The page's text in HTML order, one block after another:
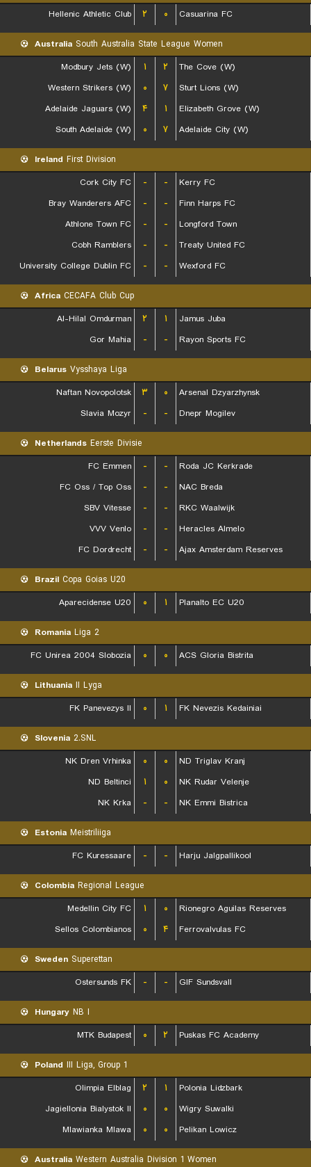
Hellenic Athletic Club ۲ ۰ Casuarina FC
Australia South Australia State League Women
Modbury Jets (W)
۱ ۲
The Cove (W)
Western Strikers (W)
۰ ۷
Sturt Lions (W)
Adelaide Jaguars (W)
۴ ۱
Elizabeth Grove (W)
South Adelaide (W)
۰ ۷ Adelaide City (W)
Ireland First Division
Cork City FC
- -
Kerry FC
Bray Wanderers AFC
- -
Finn Harps FC
Athlone Town FC
- -
Longford Town
Cobh Ramblers
- -
Treaty United FC
University College Dublin FC
- - Wexford FC
Africa CECAFA Club Cup
Al-Hilal Omdurman
۲ ۱
Jamus Juba
Gor Mahia
- - Rayon Sports FC
Belarus Vysshaya Liga
Naftan Novopolotsk
۳ ۰
Arsenal Dzyarzhynsk
Slavia Mozyr
- - Dnepr Mogilev
Netherlands Eerste Divisie
FC Emmen
- -
Roda JC Kerkrade
FC Oss / Top Oss
- -
NAC Breda
SBV Vitesse
- -
RKC Waalwijk
VVV Venlo
- -
Heracles Almelo
FC Dordrecht
- - Ajax Amsterdam Reserves
Brazil Copa Goias U20
Aparecidense U20
۰ ۱ Planalto EC U20
Romania Liga 2
FC Unirea 2004 Slobozia
۰ ۰ ACS Gloria Bistrita
Lithuania II Lyga
FK Panevezys II
۰ ۱ FK Nevezis Kedainiai
Slovenia 2.SNL
NK Dren Vrhinka
۰ ۰
ND Triglav Kranj
ND Beltinci
۱ ۰
NK Rudar Velenje
NK Krka
- - NK Emmi Bistrica
Estonia Meistriliiga
FC Kuressaare
- - Harju Jalgpallikool
Colombia Regional League
Medellin City FC
۱ ۰
Rionegro Aguilas Reserves
Sellos Colombianos
۰ ۴ Ferrovalvulas FC
Sweden Superettan
Ostersunds FK
- - GIF Sundsvall
Hungary NB I
MTK Budapest
۰ ۲ Puskas FC Academy
Poland III Liga, Group 1
Olimpia Elblag
۲ ۱
Polonia Lidzbark
Jagiellonia Bialystok II
۰ ۰
Wigry Suwalki
Mlawianka Mlawa
۰ ۰ Pelikan Lowicz
Australia Western Australia Division 1 Women